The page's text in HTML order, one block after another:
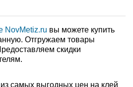
NovMetiz.ru вы можете купить
Отгружаем товары
скидки
самых выгодных цен на клей